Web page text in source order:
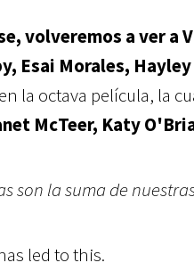
volveremos a ver a
Esai Morales,
la octava película, la
McTeer, Katy
son la suma de
led to this.